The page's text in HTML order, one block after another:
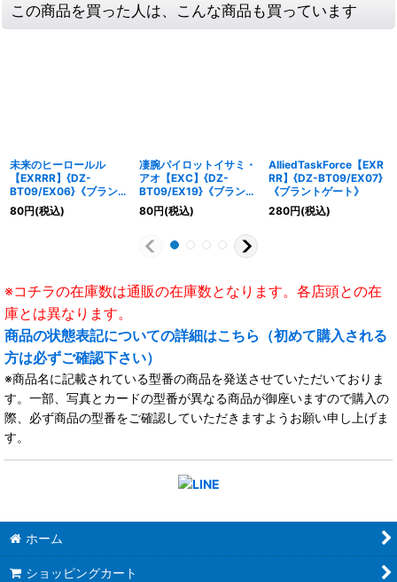
この商品を買った人は、こんな商品も買っています
未来のヒーロールル
【EXRRR】{DZ-
BT09/EX06}《ブラント
ゲート》
80円(税込)
凄腕パイロットイサミ・
アオ【EXC】{DZ-
BT09/EX19}《ブラント
ゲート》
80円(税込)
AlliedTaskForce【EXR
RR】{DZ-BT09/EX07}
《ブラントゲート》
280円(税込)
※コチラの在庫数は通販の在庫数となります。各店頭との在
庫とは異なります。
商品の状態表記についての詳細はこちら（初めて購入される
方は必ずご確認下さい）
※商品名に記載されている型番の商品を発送させていただいておりま
す。一部、写真とカードの型番が異なる商品が御座いますので購入の
際、必ず商品の型番をご確認していただきますようお願い申し上げま
す。
ホーム
ショッピングカート